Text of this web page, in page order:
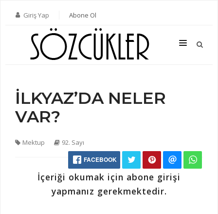
Giriş Yap Abone Ol
SON SAYI
TÜM SAYILAR
İLKYAZ’DA NELER
VAR?
Mektup
92. Sayı
FACEBOOK
İçeriği okumak için abone girişi
yapmanız gerekmektedir.